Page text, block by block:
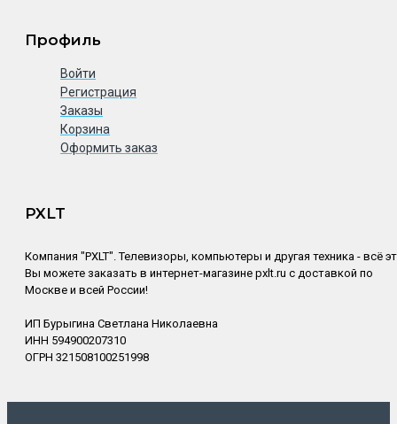
Профиль
Войти
Регистрация
Заказы
Корзина
Оформить заказ
PXLT
Компания "PXLT". Телевизоры, компьютеры и другая техника - всё
Вы можете заказать в интернет-магазине pxlt.ru с доставкой по
Москве и всей России!
ИП Бурыгина Светлана Николаевна
ИНН 594900207310
ОГРН 321508100251998